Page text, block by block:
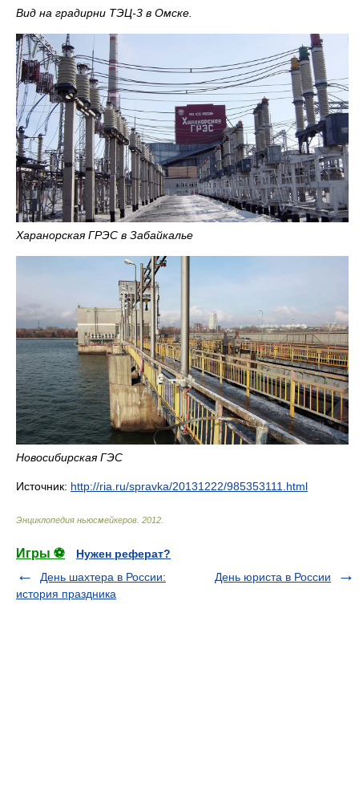
Вид на градирни ТЭЦ-3 в Омске.
Харанорская ГРЭС в Забайкалье
Новосибирская ГЭС
Источник: http://ria.ru/spravka/20131222/985353111.html
Энциклопедия ньюсмейкеров 2012
Игры ⚽
Нужен реферат?
День шахтера в России:
история праздника
День юриста в России